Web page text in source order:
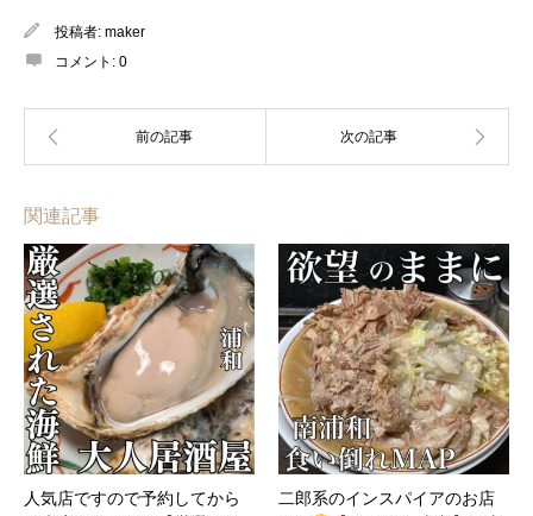
投稿者: maker
コメント: 0
関連記事
人気店ですので予約してから
二郎系のインスパイアのお店